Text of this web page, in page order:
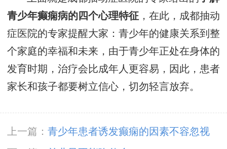
青少年癫痫病的四个心理特征 ，在此，成都抽动
症医院的专家提醒大家：青少年的健康关系到整
个家庭的幸福和未来，由于青少年正处在身体的
发育时期，治疗会比成年人更容易，因此，患者
家长和孩子都要树立信心，切勿轻言放弃。
上一篇： 青少年患者诱发癫痫的因素不容忽视